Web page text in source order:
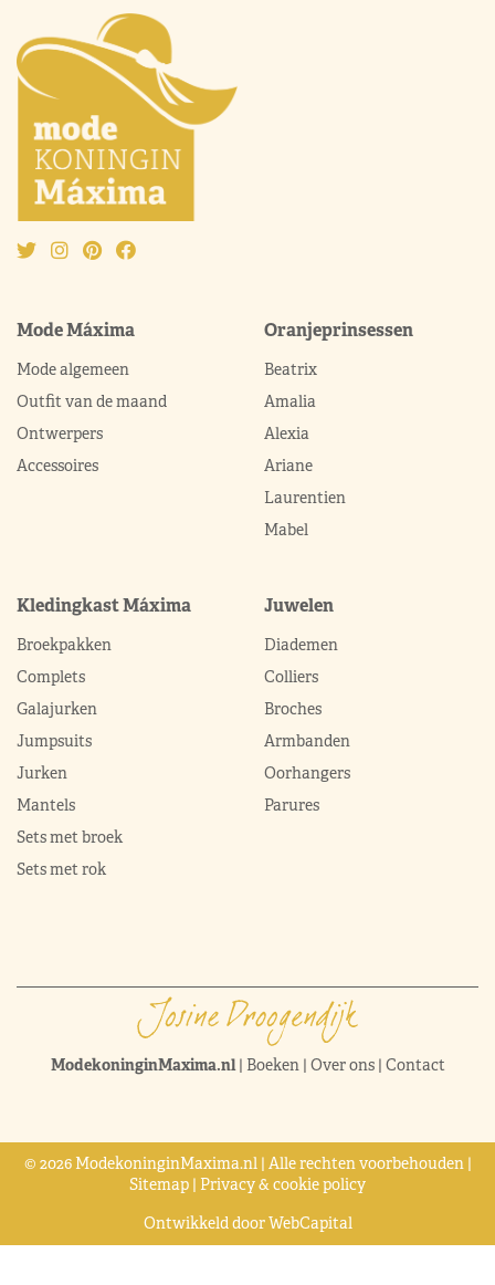
Mode Máxima
Mode algemeen
Outfit van de maand
Ontwerpers
Accessoires
Oranjeprinsessen
Beatrix
Amalia
Alexia
Ariane
Laurentien
Mabel
Kledingkast Máxima
Broekpakken
Complets
Galajurken
Jumpsuits
Jurken
Mantels
Sets met broek
Sets met rok
Juwelen
Diademen
Colliers
Broches
Armbanden
Oorhangers
Parures
ModekoninginMaxima.nl| Boeken | Over ons| Contact
© 2026 ModekoninginMaxima.nl | Alle rechten voorbehouden |
Sitemap | Privacy & cookie policy
Ontwikkeld doorWebCapital